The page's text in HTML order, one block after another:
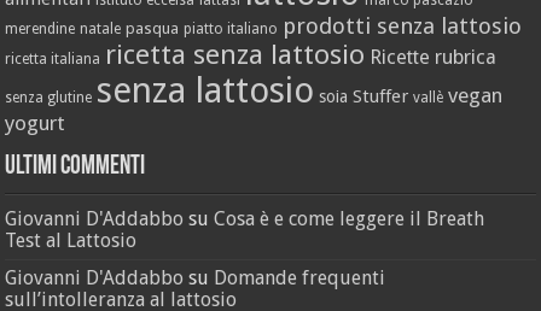
merendine natale pasqua piatto italiano prodotti senza lattosio
ricetta italiana ricetta senza lattosio Ricette rubrica
senza glutine senza lattosio soia Stuffer vallè vegan
yogurt
Ultimi Commenti
Giovanni D'Addabbo suCosa è e come leggere il Breath
Test al Lattosio
Giovanni D'Addabbo su Domande frequenti
sull’intolleranza al lattosio